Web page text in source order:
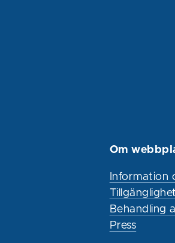
Om
Information
Tillgänglighet
Behandling
Press